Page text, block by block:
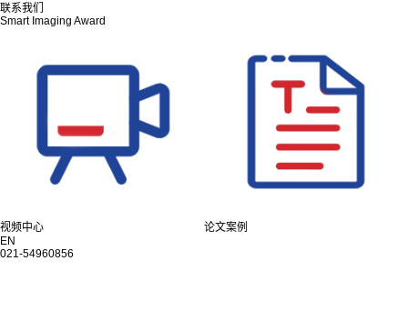
联系我们
Smart Imaging Award
视频中心
论文案例
EN
021-54960856